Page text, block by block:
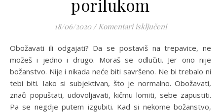
porilukom
18/06/2020 / Komentari isključeniza Orzoto s
Obožavati ili odgajati? Da se postaviš na trepavice, ne
možeš i jedno i drugo. Moraš se odlučiti. Jer ono nije
božanstvo. Nije i nikada neće biti savršeno. Ne bi trebalo ni
tebi biti. Iako si subjektivan, što je normalno. Obožavati,
znači popuštati, udovoljavati, kičmu lomiti, sebe zapustiti.
Pa se negdje putem izgubiti. Kad si nekome božanstvo,